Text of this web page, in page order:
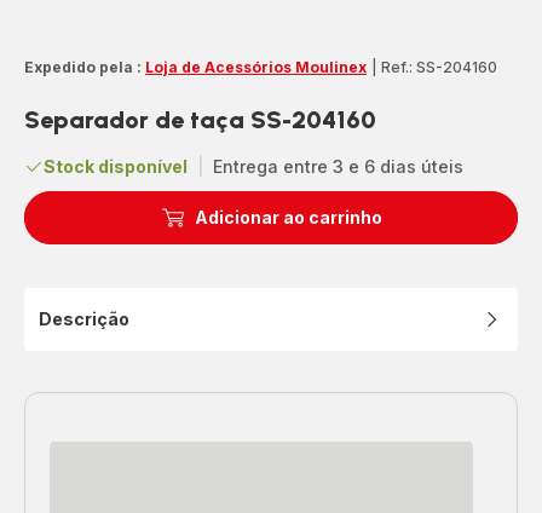
Expedido pela : Loja de Acessórios Moulinex Ref.: SS-204160
Separador de taça SS-204160
Stock disponível Entrega entre 3 e 6 dias úteis
Adicionar ao carrinho
Descrição